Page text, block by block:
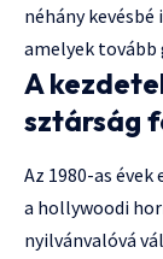
néhány
amelyek
A
sztárság
Az 1980-as
a hollywoodi
nyilvánvalóvá